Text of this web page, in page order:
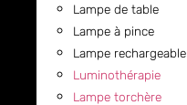
Lampe de table
Lampe à pince
Lampe rechargeable
Luminothérapie
Lampe torchère